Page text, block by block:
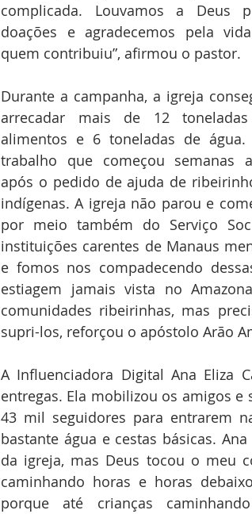
complicada. Louvamos a Deus
doações e agradecemos pela
quem contribuiu”, afirmou o pastor.
Durante a campanha, a igreja
arrecadar mais de 12
alimentos e 6 toneladas de água.
trabalho que começou semanas
após o pedido de ajuda de
indígenas. A igreja não parou e
por meio também do Serviço
instituições carentes de Manaus
e fomos nos compadecendo
estiagem jamais vista no
comunidades ribeirinhas, mas
supri-los, reforçou o apóstolo Arão
A Influenciadora Digital Ana Eliza
entregas. Ela mobilizou os amigos
43 mil seguidores para entrarem
bastante água e cestas básicas.
da igreja, mas Deus tocou o meu
caminhando horas e horas
porque até crianças